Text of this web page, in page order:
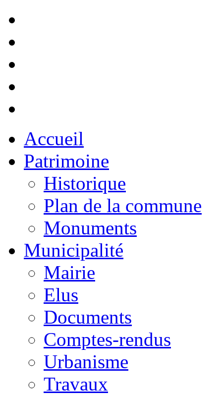
Accueil
Patrimoine
Historique
Plan de la commune
Monuments
Municipalité
Mairie
Elus
Documents
Comptes-rendus
Urbanisme
Travaux